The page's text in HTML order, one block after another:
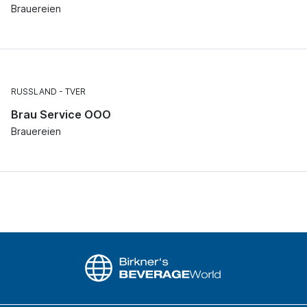
Brauereien
RUSSLAND TVER
Brau Service OOO
Brauereien